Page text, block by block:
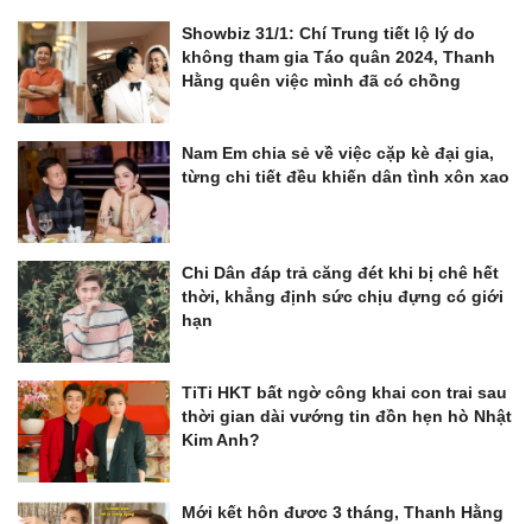
Showbiz 31/1: Chí Trung tiết lộ lý do
không tham gia Táo quân 2024, Thanh
Hằng quên việc mình đã có chồng
Nam Em chia sẻ về việc cặp kè đại gia,
từng chi tiết đều khiến dân tình xôn xao
Chi Dân đáp trả căng đét khi bị chê hết
thời, khẳng định sức chịu đựng có giới
hạn
TiTi HKT bất ngờ công khai con trai sau
thời gian dài vướng tin đồn hẹn hò Nhật
Kim Anh?
Mới kết hôn đươc 3 tháng, Thanh Hằng